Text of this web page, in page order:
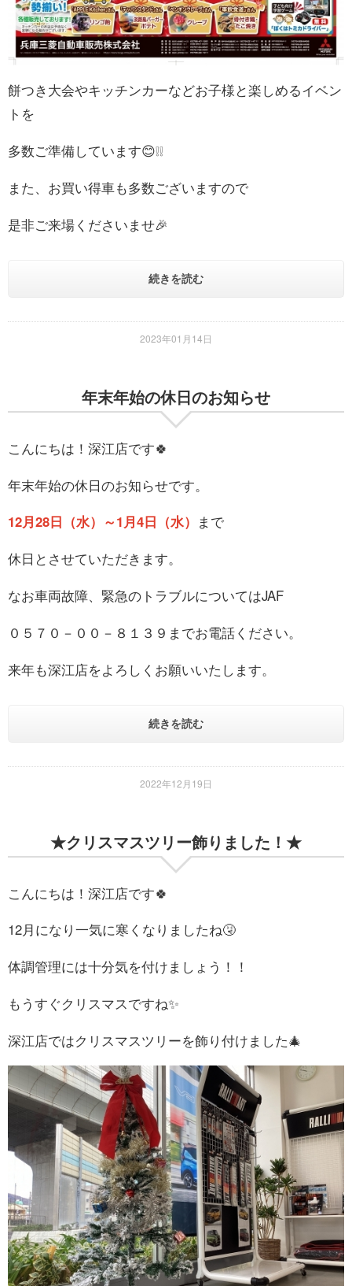
餅つき大会やキッチンカーなどお子様と楽しめるイベン
トを
多数ご準備しています😊❕❕
また、お買い得車も多数ございますので
是非ご来場くださいませ🎉
続きを読む
2023年01月14日
年末年始の休日のお知らせ
こんにちは！深江店です🍀
年末年始の休日のお知らせです。
12月28日（水）～1月4日（水） まで
休日とさせていただきます。
なお車両故障、緊急のトラブルについてはJAF
０５７０－００－８１３９までお電話ください。
来年も深江店をよろしくお願いいたします。
続きを読む
2022年12月19日
★クリスマスツリー飾りました！★
こんにちは！深江店です🍀
12月になり一気に寒くなりましたね🤧
体調管理には十分気を付けましょう！！
もうすぐクリスマスですね✨
深江店ではクリスマスツリーを飾り付けました🎄